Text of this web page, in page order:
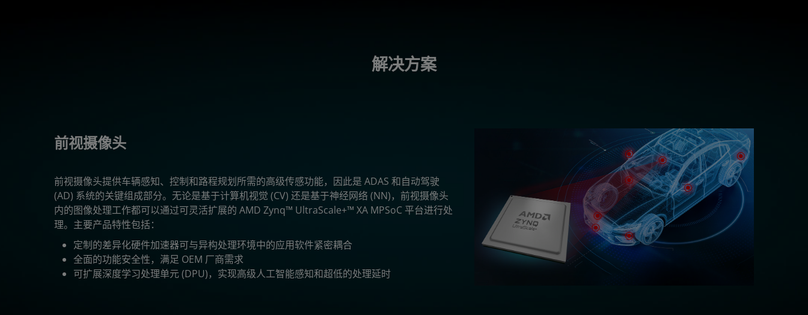
解决方案
前视摄像头
前视摄像头提供车辆感知、控制和路程规划所需的高级传感功能，因此是 ADAS 和自动驾驶
(AD) 系统的关键组成部分。无论是基于计算机视觉 (CV) 还是基于神经网络 (NN)，前视摄像头
内的图像处理工作都可以通过可灵活扩展的 AMD Zynq™ UltraScale+™ XA MPSoC 平台进行处
理。主要产品特性包括：
定制的差异化硬件加速器可与异构处理环境中的应用软件紧密耦合
全面的功能安全性，满足 OEM 厂商需求
可扩展深度学习处理单元 (DPU)，实现高级人工智能感知和超低的处理延时